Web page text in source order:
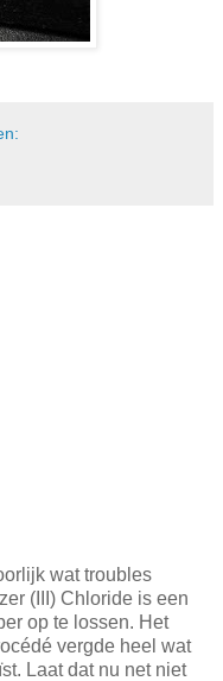
wat troubles
(III) Chloride is een
op te lossen. Het
vergde heel wat
Laat dat nu net niet